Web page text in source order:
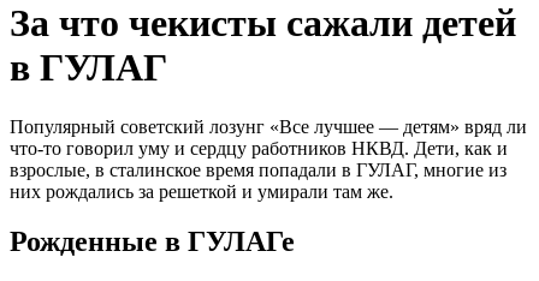
За что чекисты сажали детей
в ГУЛАГ
Популярный советский лозунг «Все лучшее — детям» вряд ли
что-то говорил уму и сердцу работников НКВД. Дети, как и
взрослые, в сталинское время попадали в ГУЛАГ, многие из
них рождались за решеткой и умирали там же.
Рожденные в ГУЛАГе